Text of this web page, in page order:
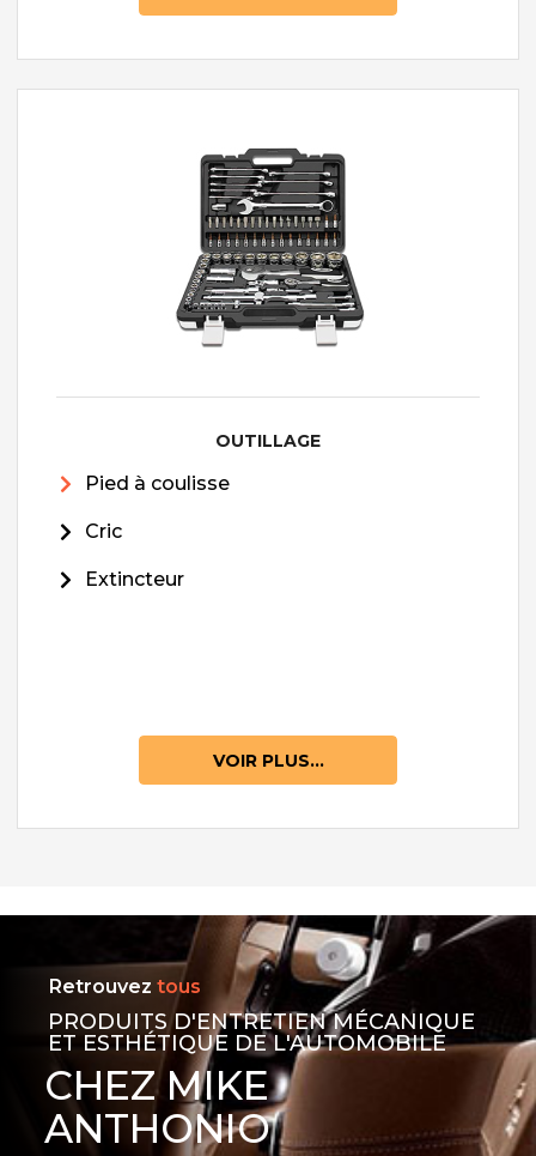
OUTILLAGE
Pied à coulisse
Cric
Extincteur
VOIR PLUS...
Retrouvez tous
PRODUITS D'ENTRETIEN MÉCANIQUE
ET ESTHÉTIQUE DE L'AUTOMOBILE
CHEZ MIKE
ANTHONIO